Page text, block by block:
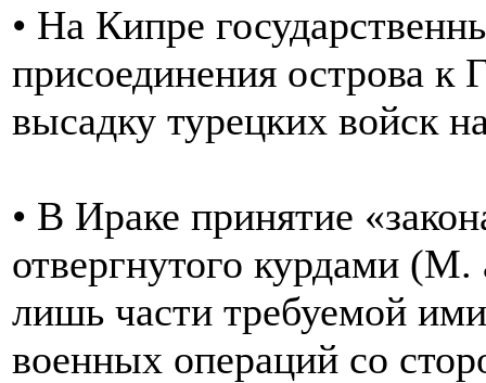
• На Кипре
присоединения острова к
высадку турецких войск
• В Ираке принятие
отвергнутого курдами (М.
лишь части требуемой
военных операций со